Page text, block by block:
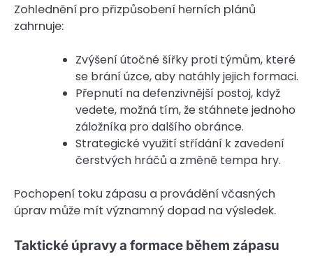
Zohlednění pro přizpůsobení herních plánů
zahrnuje:
Zvýšení útočné šířky proti týmům, které
se brání úzce, aby natáhly jejich formaci.
Přepnutí na defenzivnější postoj, když
vedete, možná tím, že stáhnete jednoho
záložníka pro dalšího obránce.
Strategické využití střídání k zavedení
čerstvých hráčů a změně tempa hry.
Pochopení toku zápasu a provádění včasných
úprav může mít významný dopad na výsledek.
Taktické úpravy a formace během zápasu